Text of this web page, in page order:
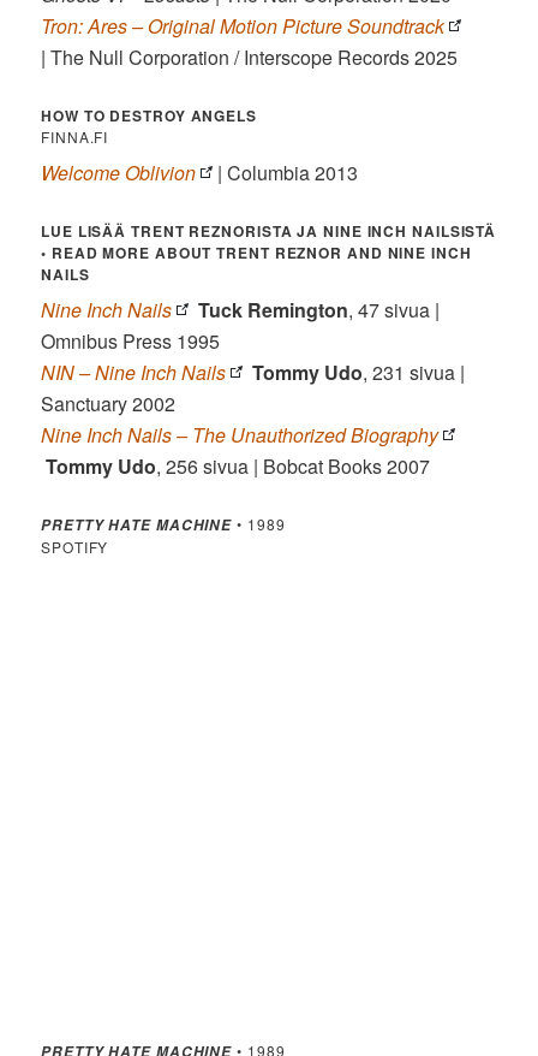
Tron: Ares – Original Motion Picture Soundtrack
| The Null Corporation / Interscope Records 2025
HOW TO DESTROY ANGELS
FINNA.FI
Welcome Oblivion | Columbia 2013
LUE LISÄÄ TRENT REZNORISTA JA NINE INCH NAILSISTÄ
• READ MORE ABOUT TRENT REZNOR AND NINE INCH
NAILS
Nine Inch Nails Tuck Remington, 47 sivua |
Omnibus Press 1995
NIN – Nine Inch Nails
Tommy Udo, 231 sivua |
Sanctuary 2002
Nine Inch Nails – The Unauthorized Biography
Tommy Udo, 256 sivua | Bobcat Books 2007
PRETTY HATE MACHINE • 1989
SPOTIFY
PRETTY HATE MACHINE • 1989